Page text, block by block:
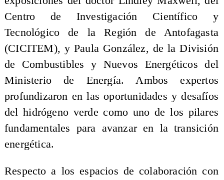
Centro de Investigación Científico y
Tecnológico de la Región de Antofagasta
(CICITEM), y Paula González, de la División
de Combustibles y Nuevos Energéticos del
Ministerio de Energía. Ambos expertos
profundizaron en las oportunidades y desafíos
del hidrógeno verde como uno de los pilares
fundamentales para avanzar en la transición
energética.
Respecto a los espacios de colaboración con